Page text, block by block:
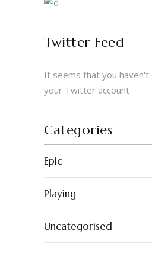
Twitter Feed
It seems that you haven't
your Twitter account
Categories
Epic
Playing
Uncategorised
© 2023 by Erigo
reserved.